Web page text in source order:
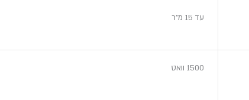
עד 15 מ"ר
1500 וואט